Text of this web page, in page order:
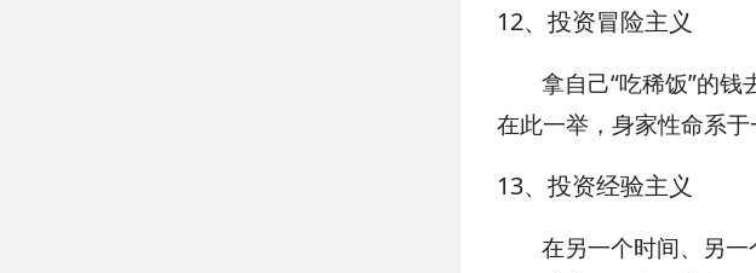
12、投资冒险主义
拿自己“吃稀饭”的
在此一举，身家性命系
13、投资经验主义
在另一个时间、另